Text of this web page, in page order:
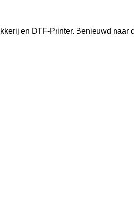
en DTF-Printer. Benieuwd naar